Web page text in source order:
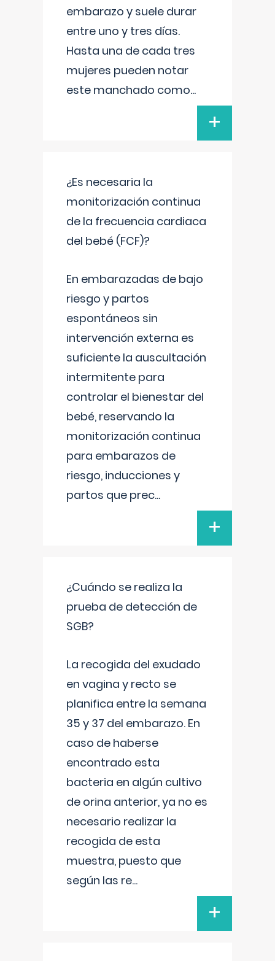
embarazo y suele durar
entre uno y tres días.
Hasta una de cada tres
mujeres pueden notar
este manchado como...
+
¿Es necesaria la
monitorización continua
de la frecuencia cardiaca
del bebé (FCF)?
En embarazadas de bajo
riesgo y partos
espontáneos sin
intervención externa es
suficiente la auscultación
intermitente para
controlar el bienestar del
bebé, reservando la
monitorización continua
para embarazos de
riesgo, inducciones y
partos que prec...
+
¿Cuándo se realiza la
prueba de detección de
SGB?
La recogida del exudado
en vagina y recto se
planifica entre la semana
35 y 37 del embarazo. En
caso de haberse
encontrado esta
bacteria en algún cultivo
de orina anterior, ya no es
necesario realizar la
recogida de esta
muestra, puesto que
según las re...
+